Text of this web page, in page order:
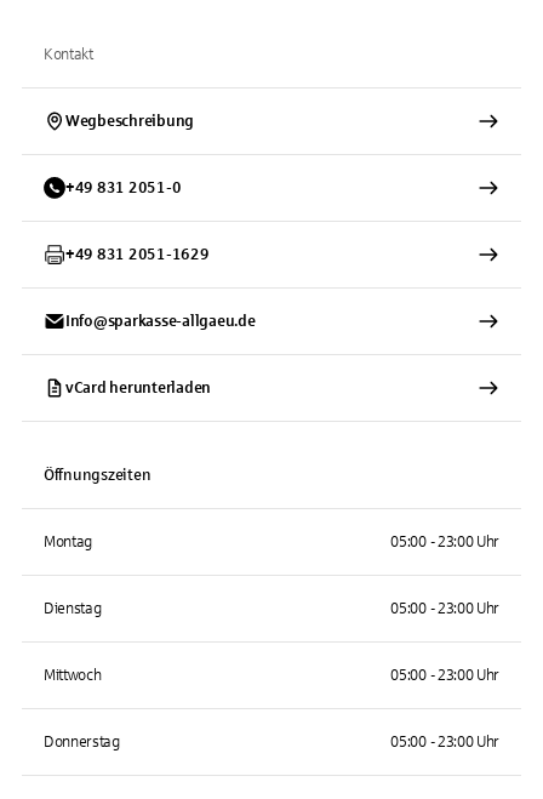
Kontakt
Wegbeschreibung
+49 831 2051-0
+49 831 2051-1629
Info@sparkasse-allgaeu.de
vCard herunterladen
Öffnungszeiten
Montag 05:00 - 23:00 Uhr
Dienstag 05:00 - 23:00 Uhr
Mittwoch 05:00 - 23:00 Uhr
Donnerstag 05:00 - 23:00 Uhr